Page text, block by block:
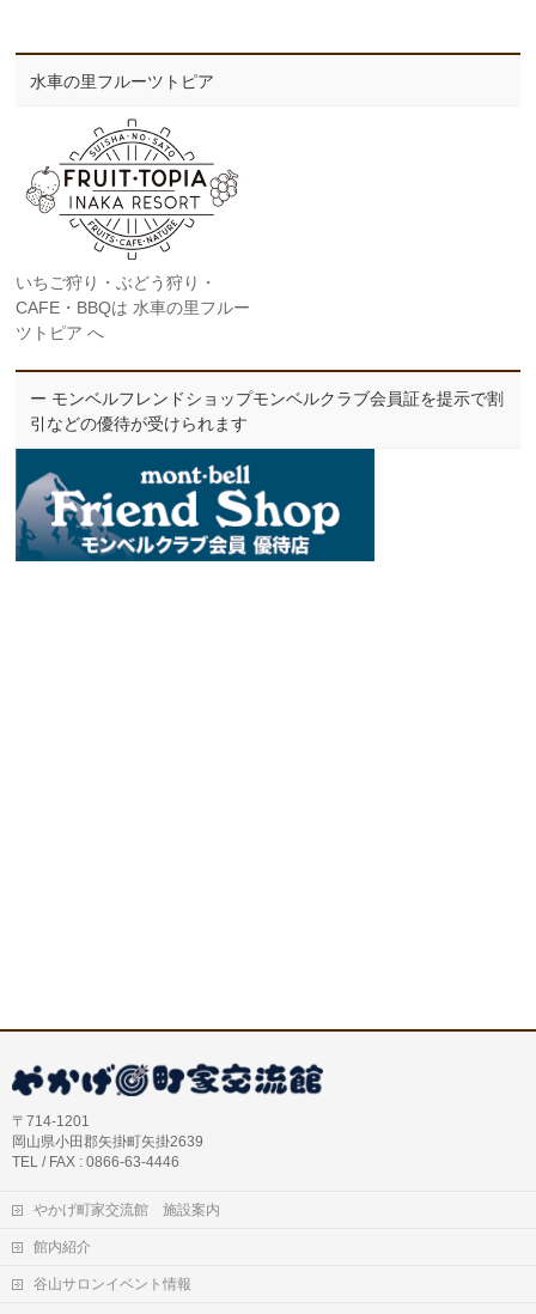
水車の里フルーツトピア
いちご狩り・ぶどう狩り・
CAFE・BBQは 水車の里フルー
ツトピア へ
ー モンベルフレンドショップモンベルクラブ会員証を提示で割
引などの優待が受けられます
〒714-1201
岡山県小田郡矢掛町矢掛2639
TEL / FAX : 0866-63-4446
やかげ町家交流館 施設案内
館内紹介
谷山サロンイベント情報